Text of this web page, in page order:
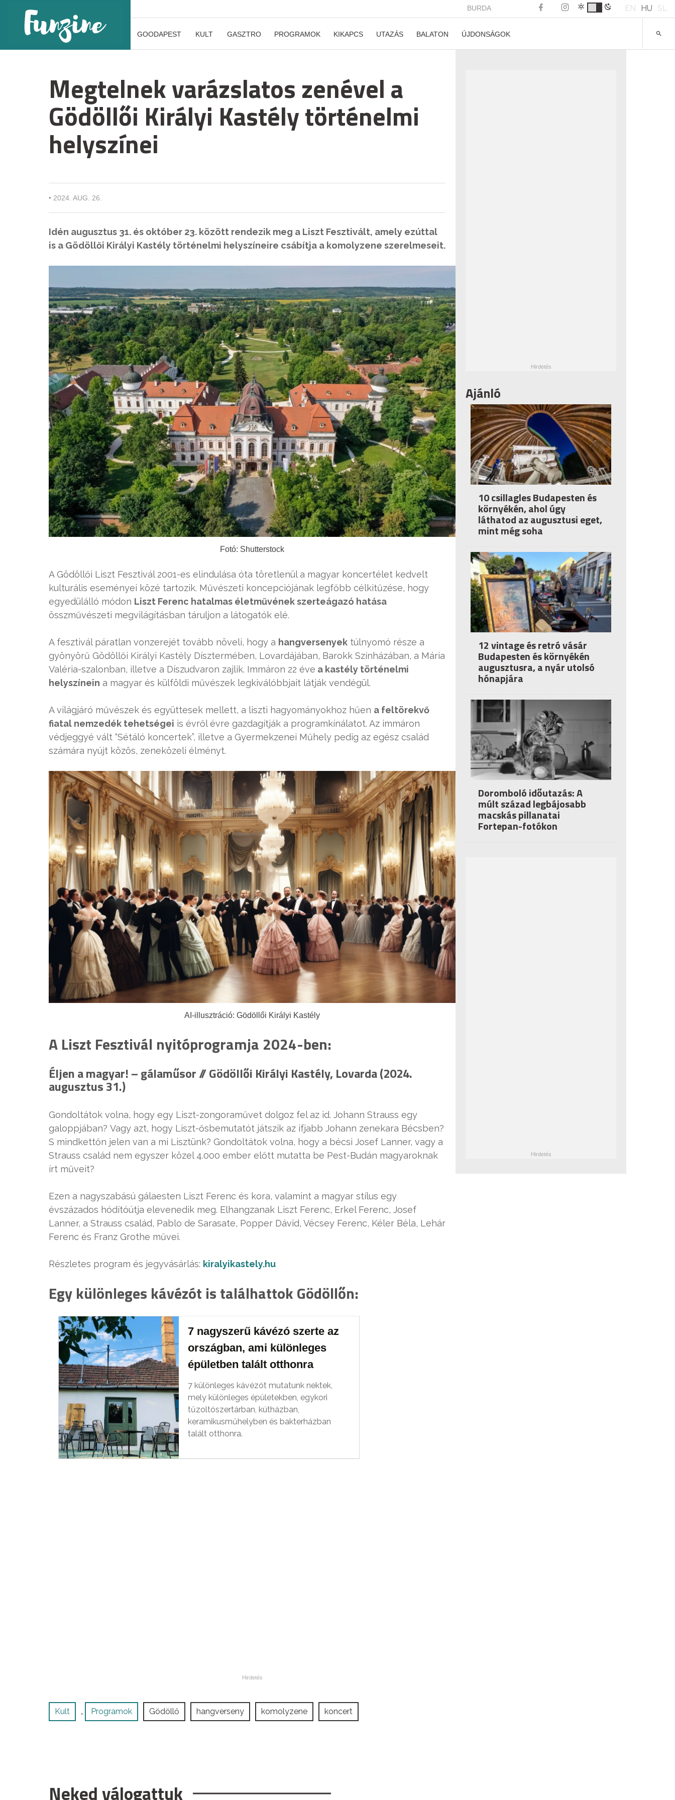
BURDA EN HU SL
GOODAPEST KULT GASZTRO PROGRAMOK KIKAPCS UTAZÁS BALATON ÚJDONSÁGOK
Megtelnek varázslatos zenével a
Gödöllői Királyi Kastély történelmi
helyszínei
• 2024. AUG. 26.
Idén augusztus 31. és október 23. között rendezik meg a Liszt Fesztivált, amely ezúttal
is a Gödöllői Királyi Kastély történelmi helyszíneire csábítja a komolyzene szerelmeseit.
Fotó: Shutterstock
A Gödöllői Liszt Fesztivál 2001-es elindulása óta töretlenül a magyar koncertélet kedvelt
kulturális eseményei közé tartozik. Művészeti koncepciójának legfőbb célkitűzése, hogy
egyedülálló módon Liszt Ferenc hatalmas életművének szerteágazó hatása
összművészeti megvilágításban táruljon a látogatók elé.
A fesztivál páratlan vonzerejét tovább növeli, hogy a hangversenyek túlnyomó része a
gyönyörű Gödöllői Királyi Kastély Dísztermében, Lovardájában, Barokk Színházában, a Mária
Valéria-szalonban, illetve a Díszudvaron zajlik. Immáron 22 éve a kastély történelmi
helyszínein a magyar és külföldi művészek legkiválóbbjait látják vendégül.
A világjáró művészek és együttesek mellett, a liszti hagyományokhoz hűen a feltörekvő
fiatal nemzedék tehetségei is évről évre gazdagítják a programkínálatot. Az immáron
védjeggyé vált “Sétáló koncertek”, illetve a Gyermekzenei Műhely pedig az egész család
számára nyújt közös, zeneközeli élményt.
AI-illusztráció: Gödöllői Királyi Kastély
A Liszt Fesztivál nyitóprogramja 2024-ben:
Éljen a magyar! – gálaműsor // Gödöllői Királyi Kastély, Lovarda (2024.
augusztus 31.)
Gondoltátok volna, hogy egy Liszt-zongoraművet dolgoz fel az id. Johann Strauss egy
galoppjában? Vagy azt, hogy Liszt-ősbemutatót játszik az ifjabb Johann zenekara Bécsben?
S mindkettőn jelen van a mi Lisztünk? Gondoltátok volna, hogy a bécsi Josef Lanner, vagy a
Strauss család nem egyszer közel 4.000 ember előtt mutatta be Pest-Budán magyaroknak
írt műveit?
Ezen a nagyszabású gálaesten Liszt Ferenc és kora, valamint a magyar stílus egy
évszázados hódítóútja elevenedik meg. Elhangzanak Liszt Ferenc, Erkel Ferenc, Josef
Lanner, a Strauss család, Pablo de Sarasate, Popper Dávid, Vécsey Ferenc, Kéler Béla, Lehár
Ferenc és Franz Grothe művei.
Részletes program és jegyvásárlás: kiralyikastely.hu
Egy különleges kávézót is találhattok Gödöllőn:
7 nagyszerű kávézó szerte az
országban, ami különleges
épületben talált otthonra
7 különleges kávézót mutatunk nektek,
mely különleges épületekben, egykori
tűzoltószertárban, kútházban,
keramikusműhelyben és bakterházban
talált otthonra.
Kult , Programok Gödöllő hangverseny komolyzene koncert
Neked válogattuk
Ajánló
10 csillagles Budapesten és
környékén, ahol úgy
láthatod az augusztusi eget,
mint még soha
12 vintage és retró vásár
Budapesten és környékén
augusztusra, a nyár utolsó
hónapjára
Doromboló időutazás: A
múlt század legbájosabb
macskás pillanatai
Fortepan-fotókon